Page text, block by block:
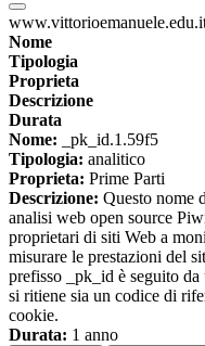
Nome
Tipologia
Proprieta
Descrizione
Durata
Nome: _pk_id.1.59f5
Tipologia: analitico
Proprieta: Prime Parti
Descrizione: Questo nome
analisi web open source
proprietari di siti Web a
misurare le prestazioni del
prefisso _pk_id è seguito
si ritiene sia un codice di
cookie.
Durata: 1 anno